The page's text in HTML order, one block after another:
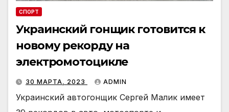
СПОРТ
Украинский гонщик готовится к
новому рекорду на
электромотоцикле
30 МАРТА, 2023 ADMIN
Украинский автогонщик Сергей Малик имеет